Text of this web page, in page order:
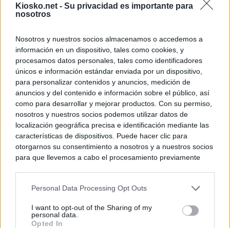
Kiosko.net - Su privacidad es importante para
nosotros
Nosotros y nuestros socios almacenamos o accedemos a
información en un dispositivo, tales como cookies, y
procesamos datos personales, tales como identificadores
únicos e información estándar enviada por un dispositivo,
para personalizar contenidos y anuncios, medición de
anuncios y del contenido e información sobre el público, así
como para desarrollar y mejorar productos. Con su permiso,
nosotros y nuestros socios podemos utilizar datos de
localización geográfica precisa e identificación mediante las
características de dispositivos. Puede hacer clic para
otorgarnos su consentimiento a nosotros y a nuestros socios
para que llevemos a cabo el procesamiento previamente
negar su consentimiento. Tenga en cuenta que algún
de su consentimiento, pero usted tiene el derecho de
rechazar tal procesamiento. Sus preferencias se aplicarán
Personal Data Processing Opt Outs
I want to opt-out of the Sharing of my
personal data.
Opted In